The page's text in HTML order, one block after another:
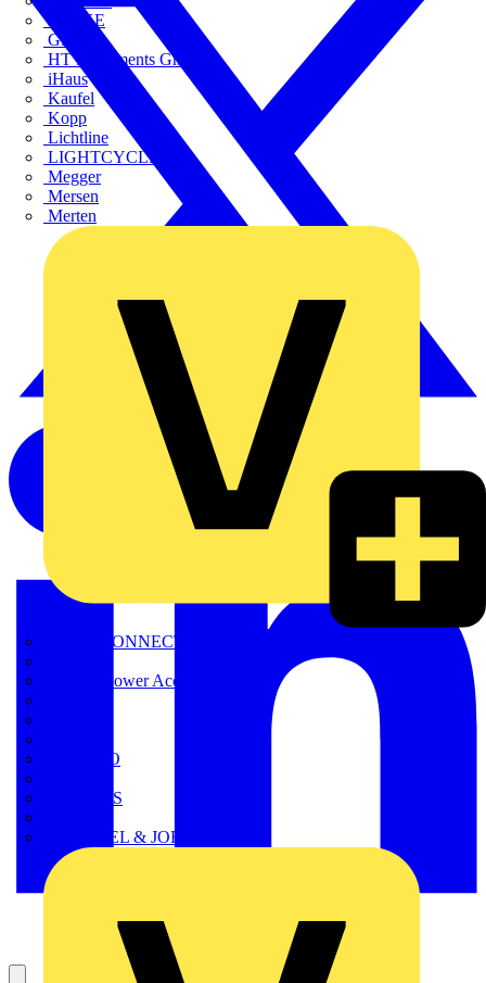
FLUKE
Gira
HT Instruments GmbH
iHaus
Kaufel
Kopp
Lichtline
LIGHTCYCLE
Megger
Mersen
Merten
METZ CONNECT
Nexans Power Accessories
SCHÜCO
SIEMENS
STRIEBEL & JOHN